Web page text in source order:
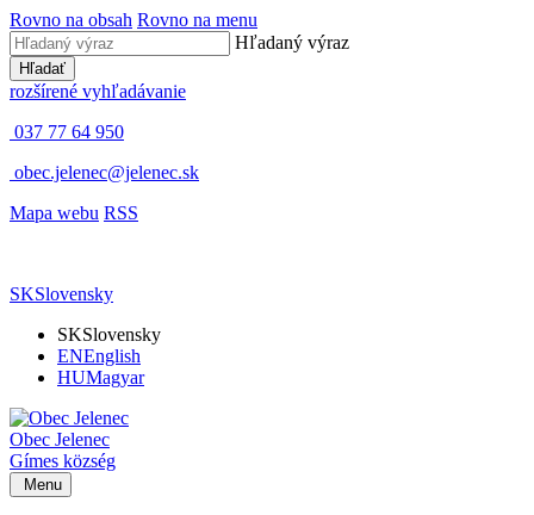
Rovno na obsah Rovno na menu
Hľadaný výraz
Hľadať
rozšírené vyhľadávanie
037 77 64 950
obec.jelenec@jelenec.sk
Mapa webu RSS
SKSlovensky
SKSlovensky
ENEnglish
HUMagyar
Obec Jelenec
Gímes község
Menu